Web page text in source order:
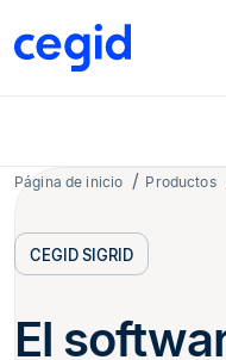
Página de inicio Productos
CEGID SIGRID
El